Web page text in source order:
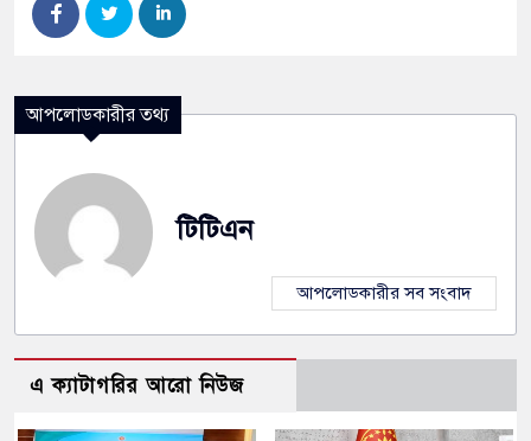
আপলোডকারীর তথ্য
টিটিএন
আপলোডকারীর সব সংবাদ
এ ক্যাটাগরির আরো নিউজ